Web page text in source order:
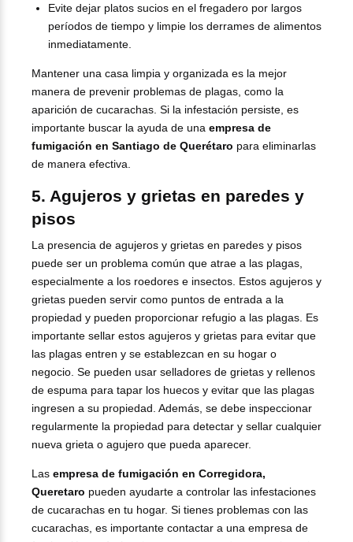
Evite dejar platos sucios en el fregadero por largos
períodos de tiempo y limpie los derrames de alimentos
inmediatamente.
Mantener una casa limpia y organizada es la mejor
manera de prevenir problemas de plagas, como la
aparición de cucarachas. Si la infestación persiste, es
importante buscar la ayuda de una empresa de
fumigación en Santiago de Querétaro para eliminarlas
de manera efectiva.
5. Agujeros y grietas en paredes y
pisos
La presencia de agujeros y grietas en paredes y pisos
puede ser un problema común que atrae a las plagas,
especialmente a los roedores e insectos. Estos agujeros y
grietas pueden servir como puntos de entrada a la
propiedad y pueden proporcionar refugio a las plagas. Es
importante sellar estos agujeros y grietas para evitar que
las plagas entren y se establezcan en su hogar o
negocio. Se pueden usar selladores de grietas y rellenos
de espuma para tapar los huecos y evitar que las plagas
ingresen a su propiedad. Además, se debe inspeccionar
regularmente la propiedad para detectar y sellar cualquier
nueva grieta o agujero que pueda aparecer.
Las empresa de fumigación en Corregidora,
Queretaro pueden ayudarte a controlar las infestaciones
de cucarachas en tu hogar. Si tienes problemas con las
cucarachas, es importante contactar a una empresa de